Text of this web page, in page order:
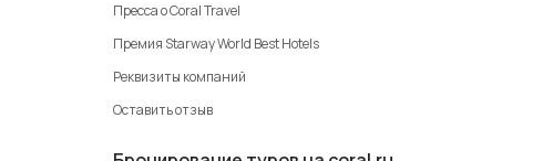
Пресса о Coral Travel
Премия Starway World Best Hotels
Реквизиты компаний
Оставить отзыв